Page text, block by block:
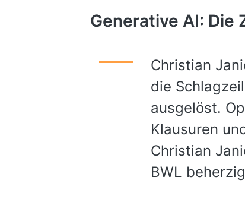
Generative AI: Die
Christian
die
ausgelöst.
Klausuren
Christian
BWL